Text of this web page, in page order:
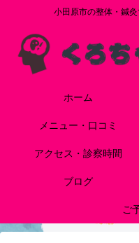
小田原市の整体・鍼
ホーム
メニュー・口コミ
アクセス・診察時間
ブログ
ご